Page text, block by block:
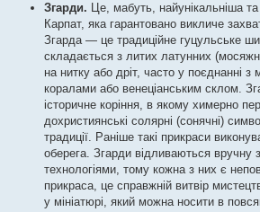
Згарди. Це, мабуть, найунікальніша
Карпат, яка гарантовано викличе
Згарда — це традиційне гуцульське
складається з литих латунних
на нитку або дріт, часто у поєднанні з
коралами або венеціанським склом.
історичне коріння, в якому химерно
дохристиянські солярні (сонячні)
традиції. Раніше такі прикраси
оберега. Згарди відливаються вручну
технологіями, тому кожна з них є
прикраса, це справжній витвір
у мініатюрі, який можна носити в